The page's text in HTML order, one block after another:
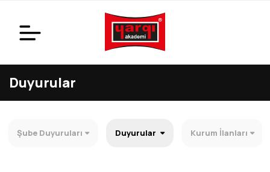
Duyurular
Şube Duyuruları Duyurular Kurum İlanları